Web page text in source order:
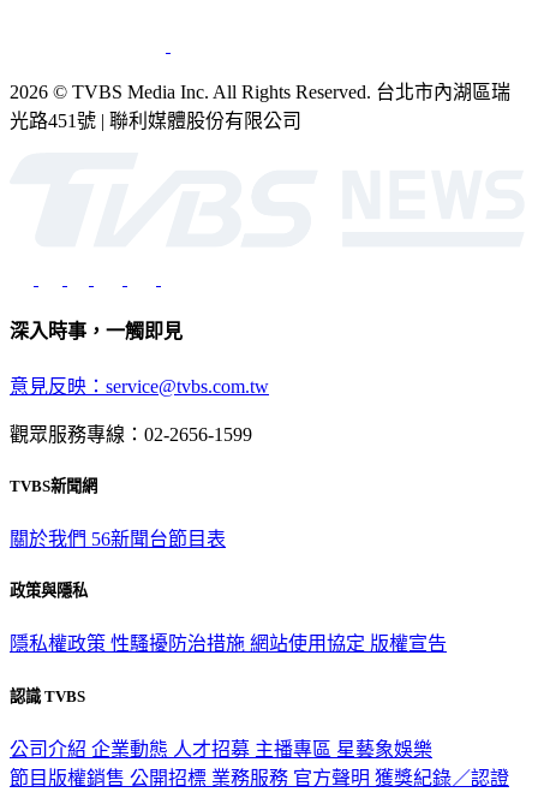
2026 © TVBS Media Inc. All Rights Reserved. 台北市內湖區瑞
光路451號 | 聯利媒體股份有限公司
深入時事，一觸即見
意見反映：service@tvbs.com.tw
觀眾服務專線：02-2656-1599
TVBS新聞網
關於我們 56新聞台節目表
政策與隱私
隱私權政策 性騷擾防治措施 網站使用協定 版權宣告
認識 TVBS
公司介紹 企業動態 人才招募 主播專區 星藝象娛樂
節目版權銷售 公開招標 業務服務 官方聲明 獲獎紀錄／認證